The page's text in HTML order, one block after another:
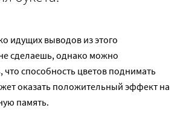
идущих выводов из этого
сделаешь, однако можно
способность цветов поднимать
оказать положительный эффект на
память.